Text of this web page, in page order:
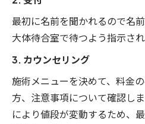
最初に名前を聞かれるので名
大体待合室で待つよう指示され
3. カウンセリング
施術メニューを決めて、料金
方、注意事項について確認し
により値段が変動するため、